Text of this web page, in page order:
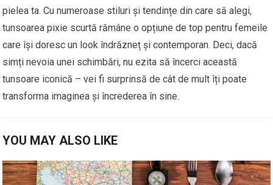
pielea ta. Cu numeroase stiluri și tendințe din care să alegi,
tunsoarea pixie scurtă rămâne o opțiune de top pentru femeile
care își doresc un look îndrăzneț și contemporan. Deci, dacă
simți nevoia unei schimbări, nu ezita să încerci această
tunsoare iconică – vei fi surprinsă de cât de mult îți poate
transforma imaginea și încrederea în sine.
YOU MAY ALSO LIKE